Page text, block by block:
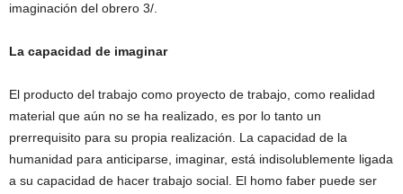
imaginación del obrero 3/.
La capacidad de imaginar
El producto del trabajo como proyecto de trabajo, como realidad
material que aún no se ha realizado, es por lo tanto un
prerrequisito para su propia realización. La capacidad de la
humanidad para anticiparse, imaginar, está indisolublemente ligada
a su capacidad de hacer trabajo social. El homo faber puede ser